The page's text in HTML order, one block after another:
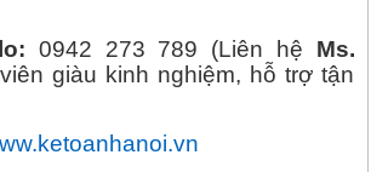
0942 273 789 (Liên hệ Ms.
giàu kinh nghiệm, hỗ trợ tận